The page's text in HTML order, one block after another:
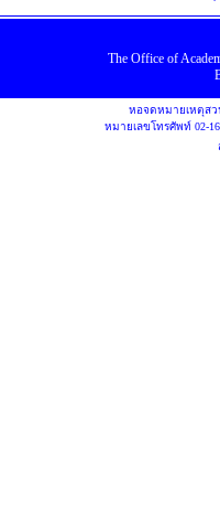
The Officeof
หอจดหมายเหตุส
หมายเลขโทรศัพท์ 02-